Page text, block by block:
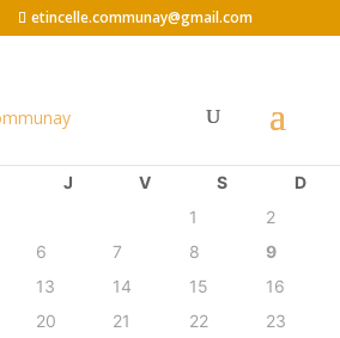
etincelle.communay@gmail.com
J V S
D
1
2
6 7 8
9
13 14 15
16
20 21 22
23